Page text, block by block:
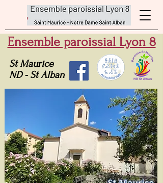
Ensemble paroissial Lyon 8
St Maurice
ND - St Alban